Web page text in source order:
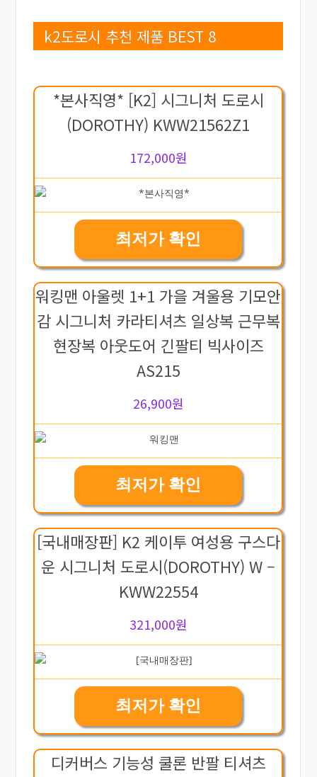
k2도로시 추천 제품 BEST 8
*본사직영* [K2] 시그니처 도로시
(DOROTHY) KWW21562Z1
172,000원
최저가 확인
워킹맨 아울렛 1+1 가을 겨울용 기모안
감 시그니처 카라티셔츠 일상복 근무복
현장복 아웃도어 긴팔티 빅사이즈
AS215
26,900원
최저가 확인
[국내매장판] K2 케이투 여성용 구스다
운 시그니처 도로시(DOROTHY) W –
KWW22554
321,000원
최저가 확인
디커버스 기능성 쿨론 반팔 티셔츠